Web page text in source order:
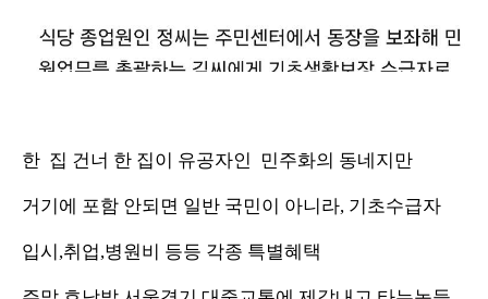
한 집 건너 한 집이 유공자인 민주화의 동네지만
거기에 포함 안되면 일반 국민이 아니라, 기초수급자
입시,취업,병원비 등등 각종 특별혜택